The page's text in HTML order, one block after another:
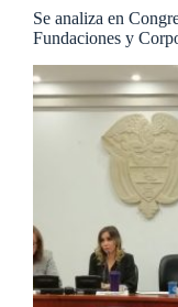
Se analiza en
Fundaciones y